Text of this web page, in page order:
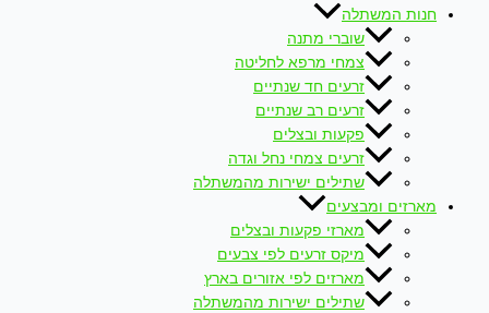
חנות המשתלה
שוברי מתנה
צמחי מרפא לחליטה
זרעים חד שנתיים
זרעים רב שנתיים
פקעות ובצלים
זרעים צמחי נחל וגדה
שתילים ישירות מהמשתלה
מארזים ומבצעים
מארזי פקעות ובצלים
מיקס זרעים לפי צבעים
מארזים לפי אזורים בארץ
שתילים ישירות מהמשתלה